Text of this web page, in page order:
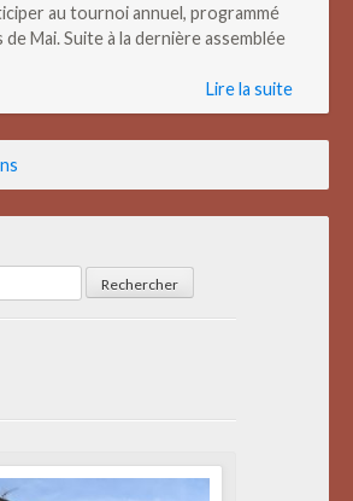
au tournoi annuel, programmé
Mai. Suite à la dernière assemblée
Lire la suite